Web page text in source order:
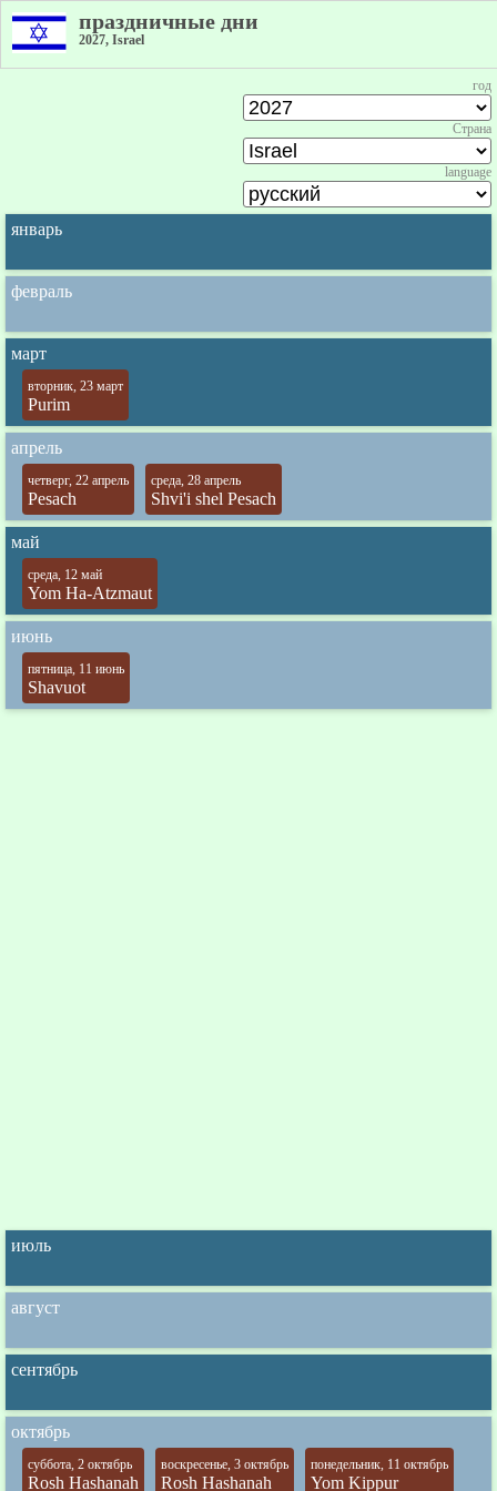
праздничные дни
2027, Israel
год
Страна
language
январь
февраль
март
вторник, 23 март
Purim
апрель
четверг, 22 апрель
Pesach
среда, 28 апрель
Shvi'i shel Pesach
май
среда, 12 май
Yom Ha-Atzmaut
июнь
пятница, 11 июнь
Shavuot
июль
август
сентябрь
октябрь
суббота, 2 октябрь
Rosh Hashanah
воскресенье, 3 октябрь
Rosh Hashanah
понедельник, 11 октябрь
Yom Kippur